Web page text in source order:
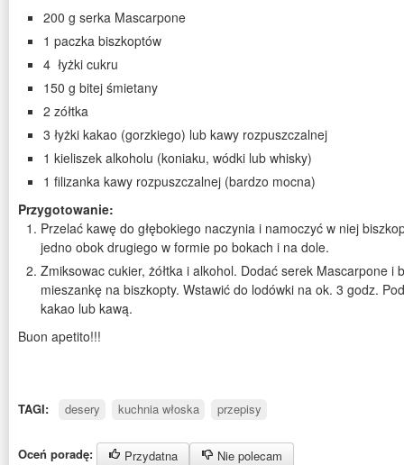
200 g serka Mascarpone
1 paczka biszkoptów
4 łyżki cukru
150 g bitej śmietany
2 zółtka
3 łyżki kakao (gorzkiego) lub kawy rozpuszczalnej
1 kieliszek alkoholu (koniaku, wódki lub whisky)
1 filizanka kawy rozpuszczalnej (bardzo mocna)
Przygotowanie:
Przelać kawę do głębokiego naczynia i namoczyć w niej
jedno obok drugiego w formie po bokach i na dole.
Zmiksowac cukier, żółtka i alkohol. Dodać serek Mascarpone i
mieszankę na biszkopty. Wstawić do lodówki na ok. 3 godz.
kakao lub kawą.
Buon apetito!!!
TAGI: desery kuchnia włoska przepisy
Oceń poradę: Przydatna Nie polecam